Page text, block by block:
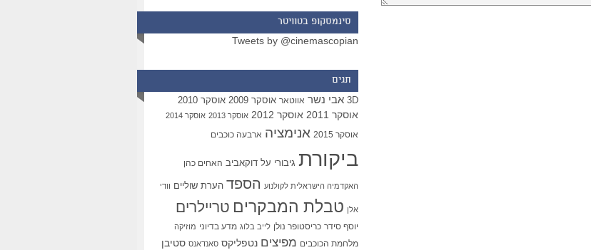
סינמסקופ בטוויטר
Tweets by @cinemascopian
תגים
3D אבי נשר אווטאר אוסקר 2009 אוסקר 2010
אוסקר 2011 אוסקר 2012 אוסקר 2013 אוסקר 2014
אוסקר 2015 אנימציה ארבעה כוכבים
ביקורת גיבורי על דוקאביב האחים כהן
האקדמיה הישראלית לקולנוע הספד הערת שוליים וודי
אלן טבלת המבקרים טריילרים
יוסף סידר כריסטופר נולן לייב בלוג מדע בדיוני מוזיקה
מלחמת הכוכבים מפיצים נטפליקס סאנדאנס סטיבן